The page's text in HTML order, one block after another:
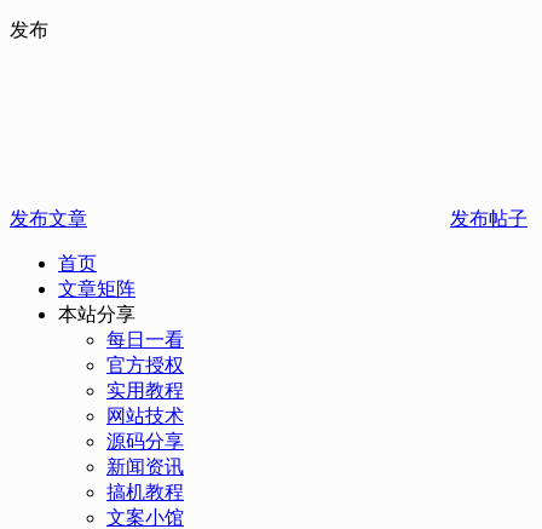
发布
发布文章 发布帖子
首页
文章矩阵
本站分享
每日一看
官方授权
实用教程
网站技术
源码分享
新闻资讯
搞机教程
文案小馆